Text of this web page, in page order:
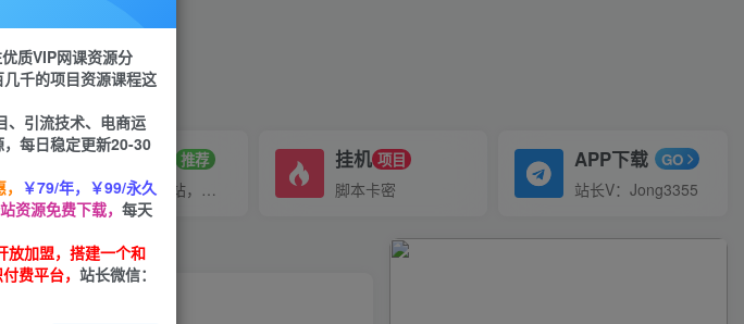
招募站长 推荐
搭建同款网站，自己当老板
挂机 项目
脚本卡密
APP下载 GO
站长V：Jong3355
（软件+教程）
质VIP网课资源分
千的项目资源课程这
、引流技术、电商运
每日稳定更新20-30
￥79/年，￥99/永久
资源免费下载， 每天
放加盟，搭建一个和
费平台， 站长微信：